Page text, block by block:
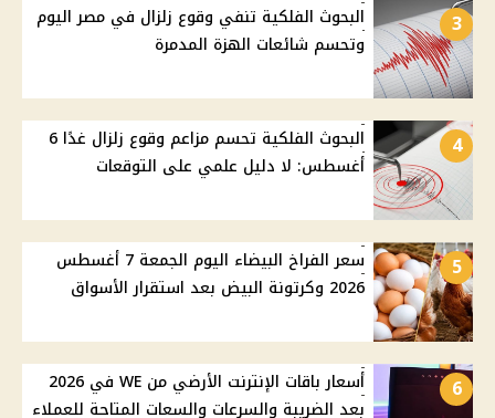
3
البحوث الفلكية تنفي وقوع زلزال في مصر اليوم
وتحسم شائعات الهزة المدمرة
4
البحوث الفلكية تحسم مزاعم وقوع زلزال غدًا 6
أغسطس: لا دليل علمي على التوقعات
5
سعر الفراخ البيضاء اليوم الجمعة 7 أغسطس
2026 وكرتونة البيض بعد استقرار الأسواق
6
أسعار باقات الإنترنت الأرضي من WE في 2026
بعد الضريبة والسرعات والسعات المتاحة للعملاء